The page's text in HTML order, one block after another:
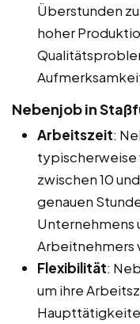
Überstunden
hoher
Nebenjob in
Arbeitszeit:
typischerweise
zwischen 10
genauen
Unternehmens
Arbeitnehmers
Flexibilität:
um ihre